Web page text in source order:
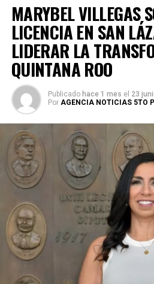
Durante su encargo en la Cámara
su agenda legislativa en
robustecer el desarrollo
turística y la equidad social. Sin
coyuntura actual exige priorizar
para asegurar la continuidad del
región sureste del país.
Con esta determinación, el
MARYBEL VILLEGAS
LICENCIA EN SAN
LIDERAR LA
QUINTANA ROO
Publicado hace 1 mes el 23
Por AGENCIA NOTICIAS 5TO